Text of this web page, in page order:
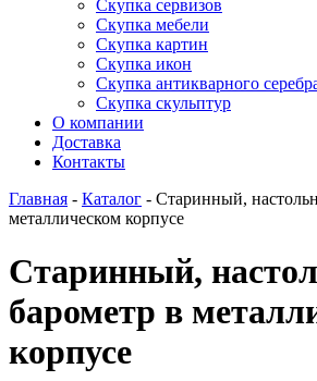
Скупка сервизов
Скупка мебели
Скупка картин
Скупка икон
Скупка антикварного
Скупка скульптур
О компании
Доставка
Контакты
Главная - Каталог - Старинный,
металлическом корпусе
Старинный,
барометр в
корпусе